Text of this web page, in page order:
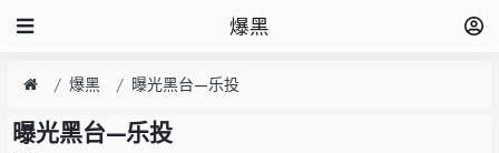
爆黑
爆黑 曝光黑台—乐投
曝光黑台—乐投